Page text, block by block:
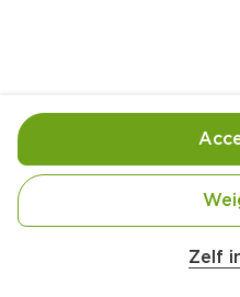
Handige informatie
Belangrijke
Zelf